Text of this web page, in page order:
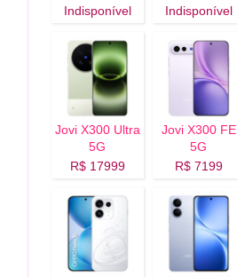
5G
Indisponível
8 Ultra 5G
Indisponível
Jovi X300 Ultra
5G
R$ 17999
Jovi X300 FE
5G
R$ 7199